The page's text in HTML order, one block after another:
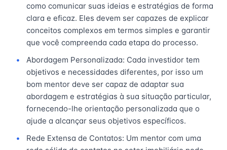
como comunicar suas ideias e estratégias de forma
clara e eficaz. Eles devem ser capazes de explicar
conceitos complexos em termos simples e garantir
que você compreenda cada etapa do processo.
Abordagem Personalizada: Cada investidor tem
objetivos e necessidades diferentes, por isso um
bom mentor deve ser capaz de adaptar sua
abordagem e estratégias à sua situação particular,
fornecendo-lhe orientação personalizada que o
ajude a alcançar seus objetivos específicos.
Rede Extensa de Contatos: Um mentor com uma